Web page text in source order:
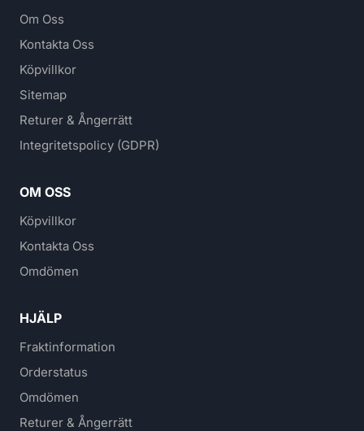
Om Oss
Kontakta Oss
Köpvillkor
Sitemap
Returer & Ångerrätt
Integritetspolicy (GDPR)
OM OSS
Köpvillkor
Kontakta Oss
Omdömen
HJÄLP
Fraktinformation
Orderstatus
Omdömen
Returer & Ångerrätt